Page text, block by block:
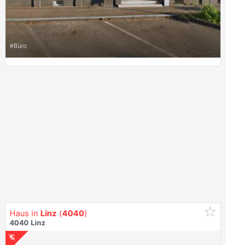
#Büro
Haus in Linz (4040)
4040 Linz